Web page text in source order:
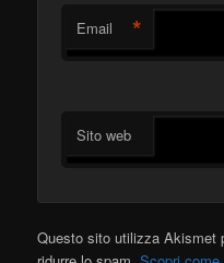
Email *
Sito web
Questo sito utilizza Akismet